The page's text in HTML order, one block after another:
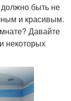
быть не
и красивым.
Давайте
некоторых